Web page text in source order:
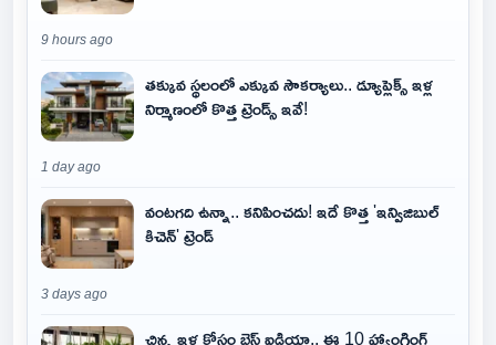
9 hours ago
తక్కువ స్థలంలో ఎక్కువ సౌకర్యాలు.. డ్యూప్లెక్స్ ఇళ్ల
నిర్మాణంలో కొత్త ట్రెండ్స్ ఇవే!
1 day ago
వంటగది ఉన్నా.. కనిపించదు! ఇదే కొత్త 'ఇన్విజిబుల్
కిచెన్' ట్రెండ్
3 days ago